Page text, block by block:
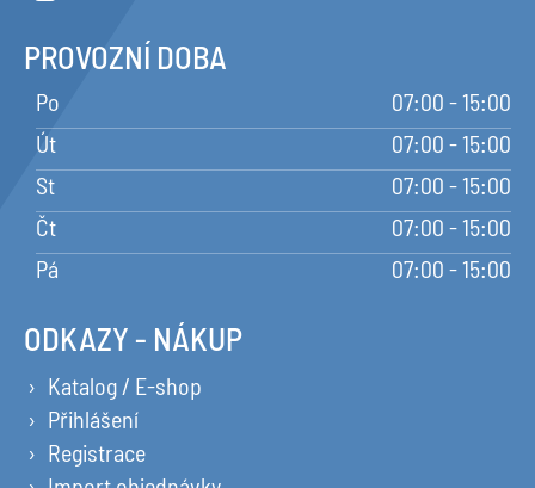
PROVOZNÍ DOBA
Po
07:00 - 15:00
Út
07:00 - 15:00
St
07:00 - 15:00
Čt
07:00 - 15:00
Pá
07:00 - 15:00
ODKAZY - NÁKUP
Katalog / E-shop
Přihlášení
Registrace